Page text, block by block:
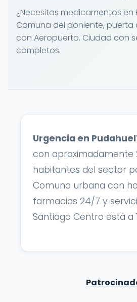
¿Necesitas medicamentos en
Comuna del poniente, puerta
con Aeropuerto. Ciudad con
completos.
Urgencia en
con aproximadamente
habitantes del sector
Comuna urbana con
farmacias 24/7 y
Santiago Centro está a